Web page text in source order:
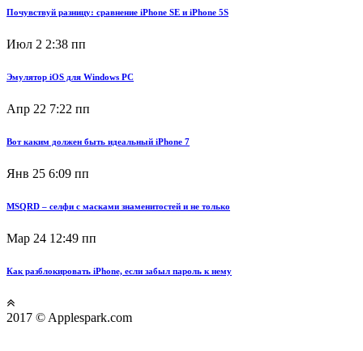
Почувствуй разницу: сравнение iPhone SE и iPhone 5S
Июл 2 2:38 пп
Эмулятор iOS для Windows PC
Апр 22 7:22 пп
Вот каким должен быть идеальный iPhone 7
Янв 25 6:09 пп
MSQRD – селфи с масками знаменитостей и не только
Мар 24 12:49 пп
Как разблокировать iPhone, если забыл пароль к нему
2017 © Applespark.com